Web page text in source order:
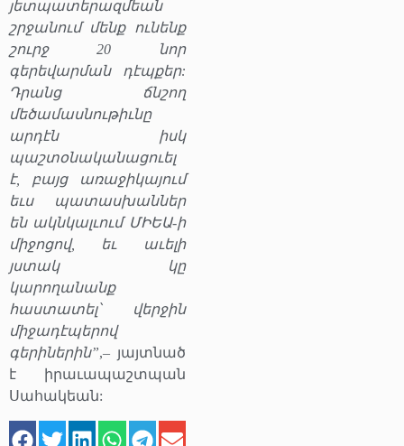
յետպատերազմեան
շրջանում մենք ունենք
շուրջ 20 նոր
գերեվարման դէպքեր:
Դրանց ճնշող
մեծամասնութիւնը
արդէն իսկ
պաշտօնականացուել
է, բայց առաջիկայում
եւս պատասխաններ
են ակնկալւում ՄԻԵԱ-ի
միջոցով, եւ աւելի
յստակ կը
կարողանանք
հաստատել՝ վերջին
միջադէպերով
գերիներին”,– յայտնած
է իրաւապաշտպան
Սահակեան: